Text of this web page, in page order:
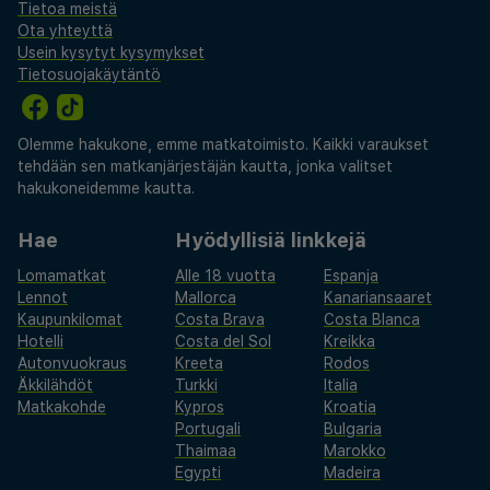
Tietoa meistä
Ota yhteyttä
Usein kysytyt kysymykset
Tietosuojakäytäntö
Olemme hakukone, emme matkatoimisto. Kaikki varaukset
tehdään sen matkanjärjestäjän kautta, jonka valitset
hakukoneidemme kautta.
Hae
Lomamatkat
Lennot
Kaupunkilomat
Hotelli
Autonvuokraus
Äkkilähdöt
Matkakohde
Hyödyllisiä linkkejä
Alle 18 vuotta
Espanja
Mallorca
Kanariansaaret
Costa Brava
Costa Blanca
Costa del Sol
Kreikka
Kreeta
Rodos
Turkki
Italia
Kypros
Kroatia
Portugali
Bulgaria
Thaimaa
Marokko
Egypti
Madeira